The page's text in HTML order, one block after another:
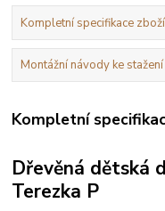
Kompletní specifikace zboží
Montážní návody ke stažení
Kompletní
Dřevěná dětská
Terezka P